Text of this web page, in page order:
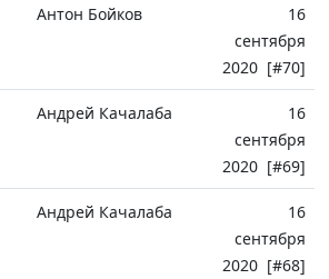
Антон Бойков
16
сентября
2020 [#70]
Андрей Качалаба
16
сентября
2020 [#69]
Андрей Качалаба
16
сентября
2020 [#68]